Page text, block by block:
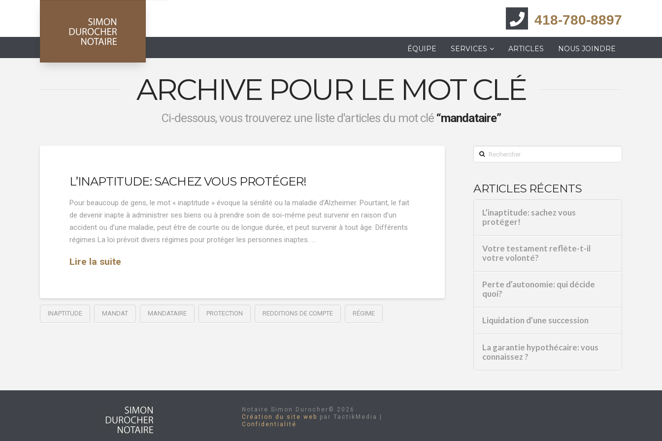
418-780-8897
ÉQUIPE SERVICES ARTICLES NOUS JOINDRE
ARCHIVE POUR LE MOT CLÉ
Ci-dessous, vous trouverez une liste d'articles du mot clé “mandataire”
L’INAPTITUDE: SACHEZ VOUS PROTÉGER!
Pour beaucoup de gens, le mot « inaptitude » évoque la sénilité ou la maladie d’Alzheimer. Pourtant, le fait
de devenir inapte à administrer ses biens ou à prendre soin de soi-même peut survenir en raison d’un
accident ou d’une maladie, peut être de courte ou de longue durée, et peut survenir à tout âge. Différents
régimes La loi prévoit divers régimes pour protéger les personnes inaptes. …
Lire la suite
INAPTITUDE MANDAT MANDATAIRE PROTECTION REDDITIONS DE COMPTE RÉGIME
Rechercher
ARTICLES RÉCENTS
L’inaptitude: sachez vous
protéger!
Votre testament reflète-t-il
votre volonté?
Perte d’autonomie: qui décide
quoi?
Liquidation d’une succession
La garantie hypothécaire: vous
connaissez ?
Notaire Simon Durocher© 2026
Création du site web par TactikMedia |
Confidentialité